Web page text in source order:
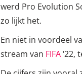
werd Pro Evolution
zo lijkt het.
En niet in voordeel
stream van FIFA‘22,